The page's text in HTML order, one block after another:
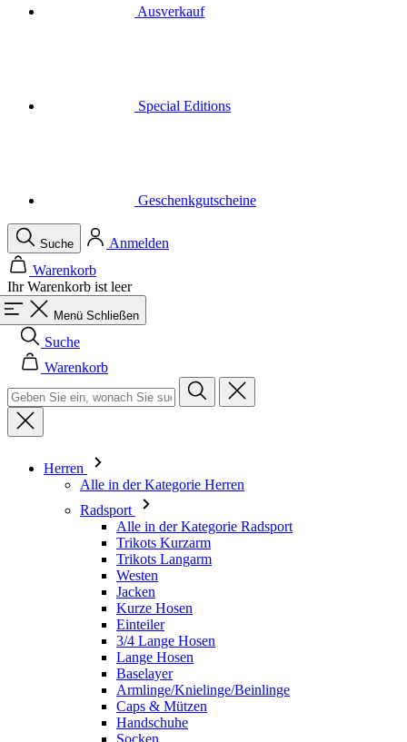
Ausverkauf
Special Editions
Geschenkgutscheine
Suche
Anmelden
Warenkorb
Ihr Warenkorb ist leer
Menü Schließen
Suche
Warenkorb
Herren
Alle in der Kategorie Herren
Radsport
Alle in der Kategorie Radsport
Trikots Kurzarm
Trikots Langarm
Westen
Jacken
Kurze Hosen
Einteiler
3/4 Lange Hosen
Lange Hosen
Baselayer
Armlinge/Knielinge/Beinlinge
Caps & Mützen
Handschuhe
Socken